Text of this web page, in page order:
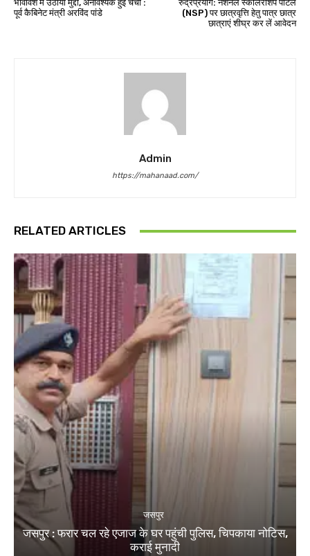
भावावेश में उठाया मुद्दा, अनावश्यक हुई चर्चा :
पूर्व कैबिनेट मंत्री अरविंद पांडे
रुद्रप्रयाग: नेशनल स्कॉलरशिप पोर्टल
(NSP) पर छात्रवृत्ति हेतु पात्र छात्र
छात्राएं शीघ्र कर लें आवेदन
Admin
https://mahanaad.com/
RELATED ARTICLES
जसपुर
जसपुर : फरार चल रहे एजाज के घर पहुंची पुलिस, चिपकाया नोटिस,
कराई मुनादी